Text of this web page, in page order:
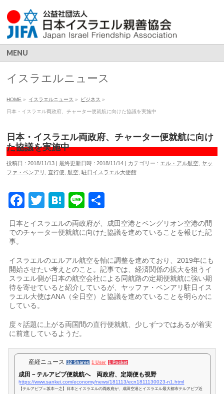
MENU
イスラエルニュース
HOME » イスラエルニュース » ビジネス »
日本・イスラエル両政府、チャーター便就航に向けた協議を実施中
日本・イスラエル両政府、チャーター便就航に向け
た協議を実施中
投稿日 : 2018/11/13 最終更新日時 : 2018/11/14 カテゴリー : エル・アル航空 ,ヤッ
ファ・ベンアリ
,直行便 ,航空 ,駐日イスラエル大使館
Facebook
Twitter
Hatena
Line
有
日本とイスラエルの両政府が、成田空港とベングリオン空港の間
でのチャーター便就航に向けた協議を進めていることを報じた記
事。
イスラエルのエルアル航空を軸に調整を進めており、2019年にも
開始させたい考えとのこと。記事では、経済関係の拡大を狙うイ
スラエル側が日本の航空会社による同航路の定期便就航に強い期
待を寄せていると紹介しているが、ヤッファ・ベンアリ駐日イス
ラエル大使はANA（全日空）と協議を進めていることを明らかに
している。
度々話題に上がる両国間の直行便就航、少しずつではあるが着実
に前進しているようだ。
産経ニュース 32 Shares 1 User 1 Pocket
成田－テルアビブ便就航へ 両政府、定期便も視野
https://www.sankei.com/economy/news/181113/ecn1811130023-n1.html
【テルアビブ＝坂本一之】日本とイスラエルの両政府が、成田空港とイスラエル最大都市テルアビブ近